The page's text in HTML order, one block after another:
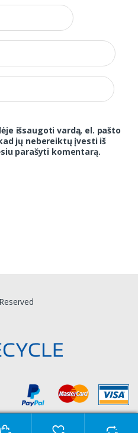
išsaugoti vardą, el. pašto
jų nebereiktų įvesti iš
parašyti komentarą.